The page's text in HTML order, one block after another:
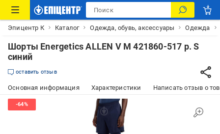
Эпицентр К Каталог Одежда, обувь, аксессуары Одежда
Шорты Energetics ALLEN V M 421860-517 р. S
синий
оставить отзыв
Основная информация Характеристики Написать отзыв о